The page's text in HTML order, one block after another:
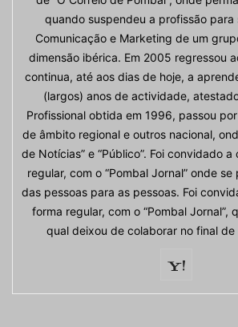
quando suspendeu a profissão para
Comunicação e Marketing de um
dimensão ibérica. Em 2005 regressou
continua, até aos dias de hoje, a
(largos) anos de actividade,
Profissional obtida em 1996, passou
de âmbito regional e outros nacional,
de Notícias” e “Público”. Foi convidado
regular, com o “Pombal Jornal” onde
das pessoas para as pessoas. Foi
forma regular, com o “Pombal Jornal”,
qual deixou de colaborar no final